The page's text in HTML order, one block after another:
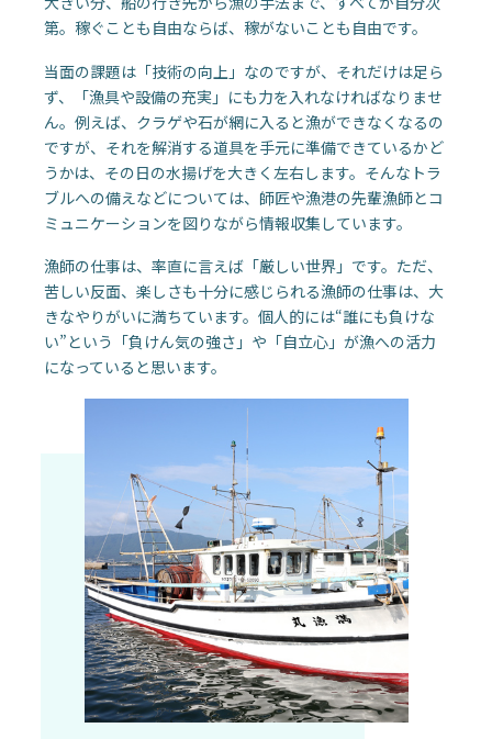
第。稼ぐことも自由ならば、稼がないことも自由です。
当面の課題は「技術の向上」なのですが、それだけは足ら
ず、「漁具や設備の充実」にも力を入れなければなりませ
ん。例えば、クラゲや石が網に入ると漁ができなくなるの
ですが、それを解消する道具を手元に準備できているかど
うかは、その日の水揚げを大きく左右します。そんなトラ
ブルへの備えなどについては、師匠や漁港の先輩漁師とコ
ミュニケーションを図りながら情報収集しています。
漁師の仕事は、率直に言えば「厳しい世界」です。ただ、
苦しい反面、楽しさも十分に感じられる漁師の仕事は、大
きなやりがいに満ちています。個人的には“誰にも負けな
い”という「負けん気の強さ」や「自立心」が漁への活力
になっていると思います。